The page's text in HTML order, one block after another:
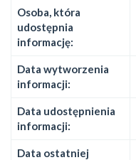
Osoba, która
udostępnia
informację:
Data wytworzenia
informacji:
Data udostępnienia
informacji:
Data ostatniej